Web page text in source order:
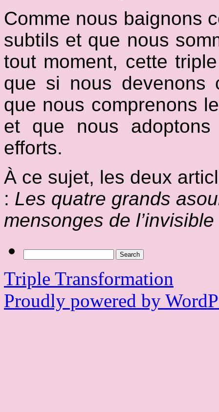
Comme nous baignons
subtils et que nous
tout moment, cette
que si nous devenons
que nous comprenons
et que nous
efforts.
À ce sujet, les deux
: Les quatre grands
mensonges de l’invisible
for:
Triple Transformation
Proudly powered by